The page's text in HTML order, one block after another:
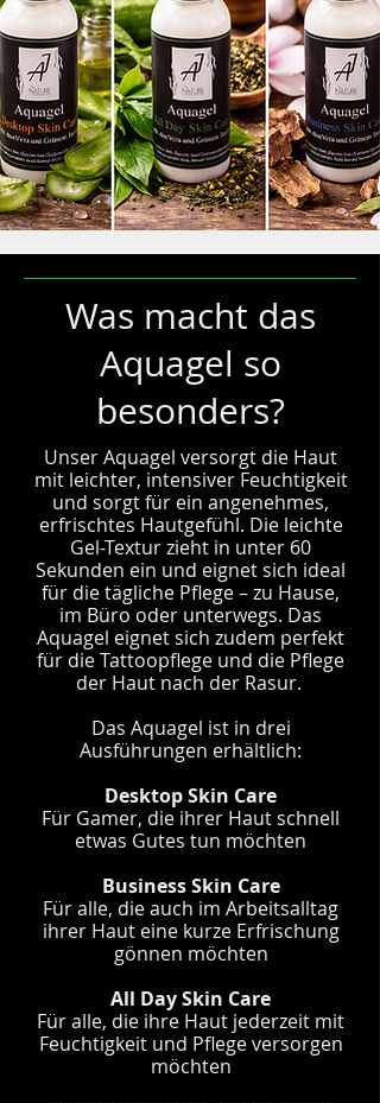
Was macht das
Aquagel so
besonders?
Unser Aquagel versorgt die Haut
mit leichter, intensiver Feuchtigkeit
und sorgt für ein angenehmes,
erfrischtes Hautgefühl. Die leichte
Gel-Textur zieht in unter 60
Sekunden ein und eignet sich ideal
für die tägliche Pflege – zu Hause,
im Büro oder unterwegs. Das
Aquagel eignet sich zudem perfekt
für die Tattoopflege und die Pflege
der Haut nach der Rasur.
Das Aquagel ist in drei
Ausführungen erhältlich:
Desktop Skin Care
Für Gamer, die ihrer Haut schnell
etwas Gutes tun möchten
Business Skin Care
Für alle, die auch im Arbeitsalltag
ihrer Haut eine kurze Erfrischung
gönnen möchten
All Day Skin Care
Für alle, die ihre Haut jederzeit mit
Feuchtigkeit und Pflege versorgen
möchten